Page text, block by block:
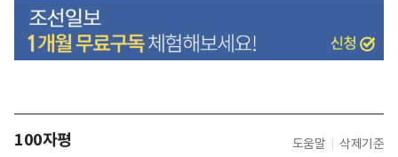
100자평 도움말 삭제기준